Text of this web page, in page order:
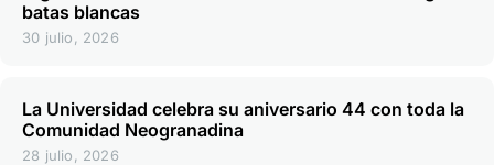
batas blancas
30 julio, 2026
La Universidad celebra su aniversario 44 con toda la
Comunidad Neogranadina
28 julio, 2026